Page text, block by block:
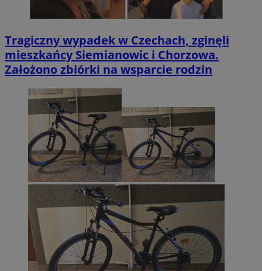
Tragiczny wypadek w Czechach, zginęli
mieszkańcy Siemianowic i Chorzowa.
Założono zbiórki na wsparcie rodzin